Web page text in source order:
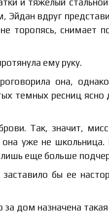
Эйдан вдруг
торопясь, снимает
ему руку.
она,
темных ресниц ясно
Так, значит,
уже не
еще больше
бы ее
дом назначена